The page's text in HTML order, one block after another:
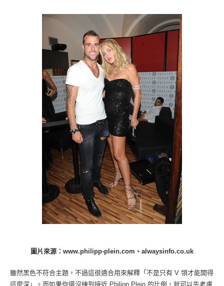
圖片來源：www.philipp-plein.com、alwaysinfo.co.uk
雖然黑色不符合主題，不過這很適合用來解釋「不是只有 V 領才能開得
這麼深」。而如果你還沒練到接近 Philipp Plein 的比例，就可以先考慮